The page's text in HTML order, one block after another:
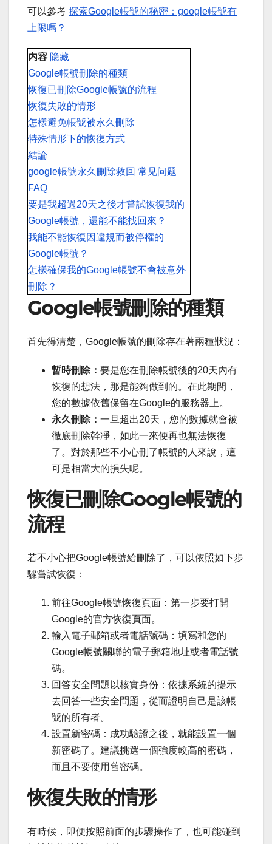
可以參考 探索Google帳號的秘密：google帳號有
上限嗎？
内容 隐藏
Google帳號刪除的種類
恢復已刪除Google帳號的流程
恢復失敗的情形
怎樣避免帳號被永久刪除
特殊情形下的恢復方式
結論
google帳號永久刪除救回 常见问题
FAQ
要是我超過20天之後才嘗試恢復我的
Google帳號，還能不能找回來？
我能不能恢復因違規而被停權的
Google帳號？
怎樣確保我的Google帳號不會被意外
刪除？
Google帳號刪除的種類
首先得清楚，Google帳號的刪除存在著兩種狀況：
暫時刪除： 要是您在刪除帳號後的20天內有
恢復的想法，那是能夠做到的。在此期間，
您的數據依舊保留在Google的服務器上。
永久刪除： 一旦超出20天，您的數據就會被
徹底刪除幹凈，如此一來便再也無法恢復
了。對於那些不小心刪了帳號的人來說，這
可是相當大的損失呢。
恢復已刪除Google帳號的
流程
若不小心把Google帳號給刪除了，可以依照如下步
驟嘗試恢復：
前往Google帳號恢復頁面：第一步要打開
Google的官方恢復頁面。
輸入電子郵箱或者電話號碼：填寫和您的
Google帳號關聯的電子郵箱地址或者電話號
碼。
回答安全問題以核實身份：依據系統的提示
去回答一些安全問題，從而證明自己是該帳
號的所有者。
設置新密碼：成功驗證之後，就能設置一個
新密碼了。建議挑選一個強度較高的密碼，
而且不要使用舊密碼。
恢復失敗的情形
有時候，即便按照前面的步驟操作了，也可能碰到